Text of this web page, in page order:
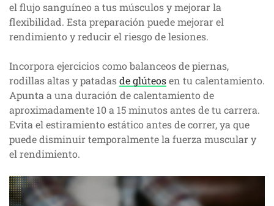
el flujo sanguíneo a tus músculos y mejorar la
flexibilidad. Esta preparación puede mejorar el
rendimiento y reducir el riesgo de lesiones.
Incorpora ejercicios como balanceos de piernas,
rodillas altas y patadasde glúteosen tu calentamiento.
Apunta a una duración de calentamiento de
aproximadamente 10 a 15 minutos antes de tu carrera.
Evita el estiramiento estático antes de correr, ya que
puede disminuir temporalmente la fuerza muscular y
el rendimiento.